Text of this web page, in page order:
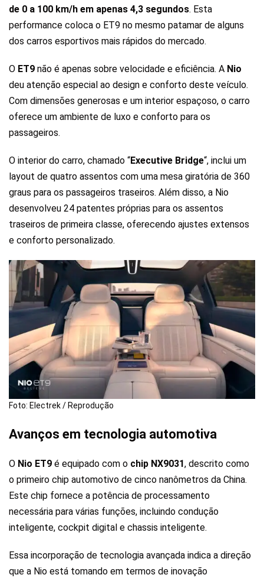
de 0 a 100 km/h em apenas 4,3 segundos. Esta
performance coloca o ET9 no mesmo patamar de alguns
dos carros esportivos mais rápidos do mercado.
O ET9 não é apenas sobre velocidade e eficiência. A Nio
deu atenção especial ao design e conforto deste veículo.
Com dimensões generosas e um interior espaçoso, o carro
oferece um ambiente de luxo e conforto para os
passageiros.
O interior do carro, chamado “Executive Bridge“, inclui um
layout de quatro assentos com uma mesa giratória de 360
graus para os passageiros traseiros. Além disso, a Nio
desenvolveu 24 patentes próprias para os assentos
traseiros de primeira classe, oferecendo ajustes extensos
e conforto personalizado.
Foto: Electrek / Reprodução
Avanços em tecnologia automotiva
O Nio ET9 é equipado com o chip NX9031, descrito como
o primeiro chip automotivo de cinco nanômetros da China.
Este chip fornece a potência de processamento
necessária para várias funções, incluindo condução
inteligente, cockpit digital e chassis inteligente.
Essa incorporação de tecnologia avançada indica a direção
que a Nio está tomando em termos de inovação